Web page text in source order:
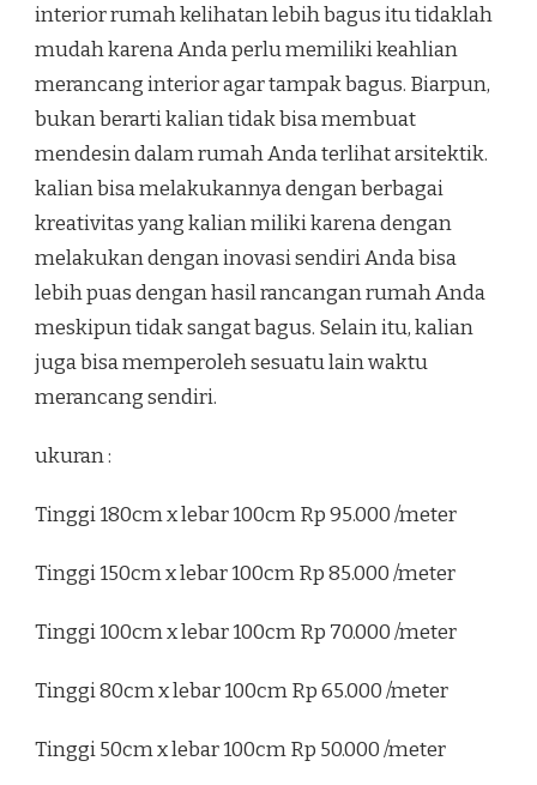
interior rumah kelihatan lebih bagus itu tidaklah
mudah karena Anda perlu memiliki keahlian
merancang interior agar tampak bagus. Biarpun,
bukan berarti kalian tidak bisa membuat
mendesin dalam rumah Anda terlihat arsitektik.
kalian bisa melakukannya dengan berbagai
kreativitas yang kalian miliki karena dengan
melakukan dengan inovasi sendiri Anda bisa
lebih puas dengan hasil rancangan rumah Anda
meskipun tidak sangat bagus. Selain itu, kalian
juga bisa memperoleh sesuatu lain waktu
merancang sendiri.
ukuran :
Tinggi 180cm x lebar 100cm Rp 95.000 /meter
Tinggi 150cm x lebar 100cm Rp 85.000 /meter
Tinggi 100cm x lebar 100cm Rp 70.000 /meter
Tinggi 80cm x lebar 100cm Rp 65.000 /meter
Tinggi 50cm x lebar 100cm Rp 50.000 /meter